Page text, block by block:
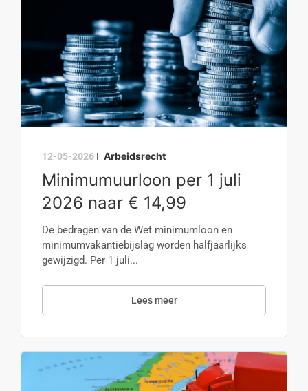
12-05-2026 | Arbeidsrecht
Minimumuurloon per 1 juli
2026 naar € 14,99
De bedragen van de Wet minimumloon en
minimumvakantiebijslag worden halfjaarlijks
gewijzigd. Per 1 juli...
Lees meer